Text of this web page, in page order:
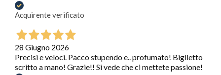
Acquirente verificato
28 Giugno 2026
Precisi e veloci. Pacco stupendo e.. profumato! Biglietto
scritto a mano! Grazie!! Si vede che ci mettete passione!